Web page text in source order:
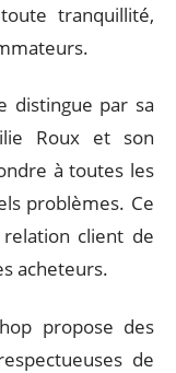
tranquillité,
distingue par sa
Roux et son
à toutes les
problèmes. Ce
client de
acheteurs.
propose des
de